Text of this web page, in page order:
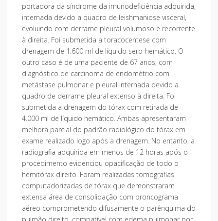
portadora da síndrome da imunodeficiência adquirida,
internada devido a quadro de leishmaniose visceral,
evoluindo com derrame pleural volumoso e recorrente
à direita. Foi submetida a toracocentese com
drenagem de 1.600 ml de líquido sero-hemático. O
outro caso é de uma paciente de 67 anos, com
diagnóstico de carcinoma de endométrio com
metástase pulmonar e pleural internada devido a
quadro de derrame pleural extenso à direita. Foi
submetida a drenagem do tórax com retirada de
4.000 ml de líquido hemático. Ambas apresentaram
melhora parcial do padrão radiológico do tórax em
exame realizado logo após a drenagem. No entanto, a
radiografia adquirida em menos de 12 horas após o
procedimento evidenciou opacificação de todo o
hemitórax direito. Foram realizadas tomografias
computadorizadas de tórax que demonstraram
extensa área de consolidação com broncograma
aéreo comprometendo difusamente o parênquima do